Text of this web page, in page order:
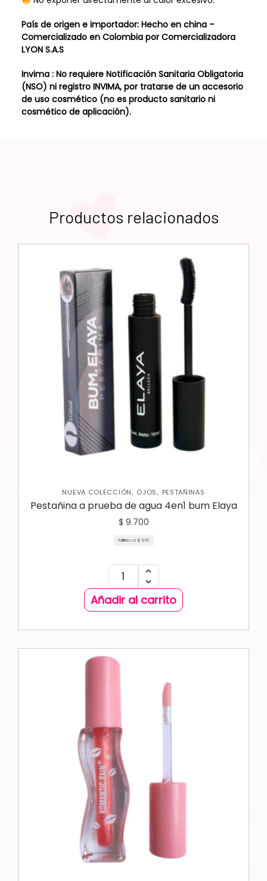
País de origen e importador: Hecho en china –
Comercializado en Colombia por Comercializadora
LYON S.A.S
Invima : No requiere Notificación Sanitaria Obligatoria
(NSO) ni registro INVIMA, por tratarse de un accesorio
de uso cosmético (no es producto sanitario ni
cosmético de aplicación).
Productos relacionados
NUEVA COLECCIÓN, OJOS, PESTAÑINAS
Pestañina a prueba de agua 4en1 bum Elaya
$ 9.700
Mililitro a: $ 970
Añadir al carrito